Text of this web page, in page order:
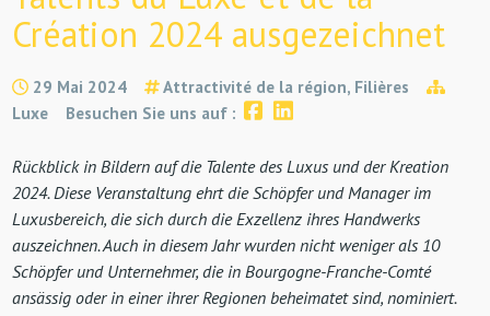
Création 2024 ausgezeichnet
29 Mai 2024
Attractivité de la région, Filières
Luxe
Besuchen Sie uns auf :
Rückblick in Bildern auf die Talente des Luxus und der Kreation
2024. Diese Veranstaltung ehrt die Schöpfer und Manager im
Luxusbereich, die sich durch die Exzellenz ihres Handwerks
auszeichnen. Auch in diesem Jahr wurden nicht weniger als 10
Schöpfer und Unternehmer, die in Bourgogne-Franche-Comté
ansässig oder in einer ihrer Regionen beheimatet sind, nominiert.